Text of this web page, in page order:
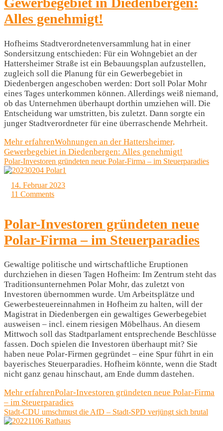
Alles genehmigt!
Hofheims Stadtverordnetenversammlung hat in einer
Sondersitzung entschieden: Für ein Wohngebiet an der
Hattersheimer Straße ist ein Bebauungsplan aufzustellen,
zugleich soll die Planung für ein Gewerbegebiet in
Diedenbergen angeschoben werden: Dort soll Polar Mohr
eines Tages unterkommen können. Allerdings weiß niemand,
ob das Unternehmen überhaupt dorthin umziehen will. Die
Entscheidung war umstritten, bis zuletzt. Dann sorgte ein
junger Stadtverordneter für eine überraschende Mehrheit.
Mehr erfahrenWohnungen an der Hattersheimer,
Gewerbegebiet in Diedenbergen: Alles genehmigt!
Polar-Investoren gründeten neue Polar-Firma – im Steuerparadies
14. Februar 2023
11 Comments
Polar-Investoren gründeten neue
Polar-Firma – im Steuerparadies
Gewaltige politische und wirtschaftliche Eruptionen
durchziehen in diesen Tagen Hofheim: Im Zentrum steht das
Traditionsunternehmen Polar Mohr, das zuletzt von
Investoren übernommen wurde. Um Arbeitsplätze und
Gewerbesteuereinnahmen in Hofheim zu halten, will der
Magistrat in Diedenbergen ein gewaltiges Gewerbegebiet
ausweisen – incl. einem riesigen Möbelhaus. An diesem
Mittwoch soll das Stadtparlament entsprechende Beschlüsse
fassen. Doch spielen die Investoren überhaupt mit? Sie
haben neue Polar-Firmen gegründet – eine Spur führt in ein
bayerisches Steuerparadies. Hofheim könnte, wenn die Stadt
nicht ganz genau hinschaut, am Ende dumm dastehen.
Mehr erfahrenPolar-Investoren gründeten neue Polar-Firma
– im Steuerparadies
Stadt-CDU umschmust die AfD – Stadt-SPD verjüngt sich brutal